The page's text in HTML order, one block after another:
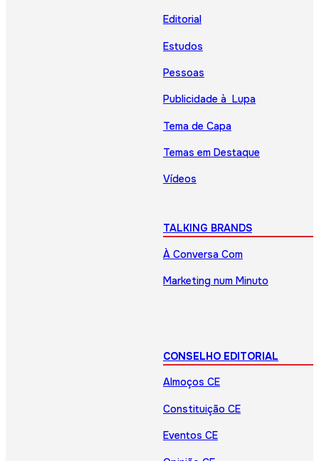
Editorial
Estudos
Pessoas
Publicidade à Lupa
Tema de Capa
Temas em Destaque
Vídeos
TALKING BRANDS
À Conversa Com
Marketing num Minuto
CONSELHO EDITORIAL
Almoços CE
Constituição CE
Eventos CE